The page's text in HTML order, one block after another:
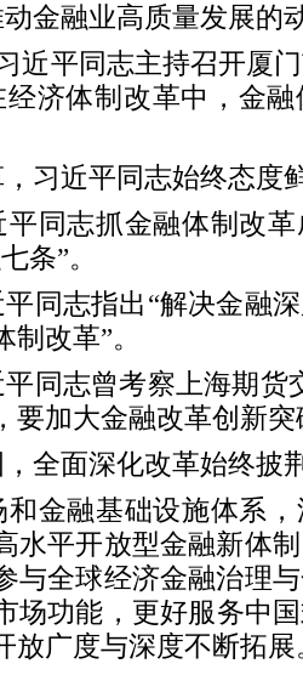
金融业高质量发展的
近平同志主持召开厦
济体制改革中，金
习近平同志始终态度
平同志抓金融体制改
条”。
同志指出“解决金融
改革”。
同志曾考察上海期货
要加大金融改革创新突
全面深化改革始终披
和金融基础设施体系
水平开放型金融新体
与全球经济金融治理
场功能，更好服务中
放广度与深度不断拓展